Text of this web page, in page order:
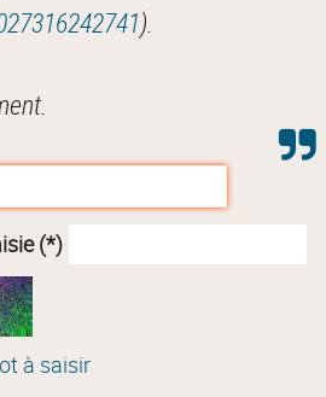
).
(*)
à saisir